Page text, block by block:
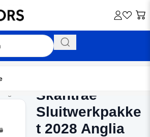
Skantrae
Sluitwerkpakke
t 2028 Anglia